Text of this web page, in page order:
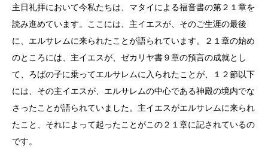
ヤ
ー
主日礼拝において今私たちは、マタイによる福音書の第２１章を
読み進めています。ここには、主イエスが、そのご生涯の最後
に、エルサレムに来られたことが語られています。２１章の始め
のところには、主イエスが、ゼカリヤ書９章の預言の成就とし
て、ろばの子に乗ってエルサレムに入られたことが、１２節以下
には、その主イエスが、エルサレムの中心である神殿の境内でな
さったことが語られていました。主イエスがエルサレムに来られ
たこと、それによって起ったことがこの２１章に記されているの
です。